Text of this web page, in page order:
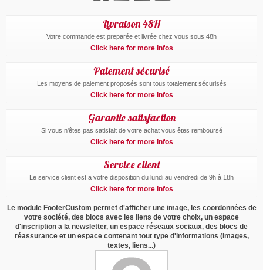
Livraison 48H
Votre commande est preparée et livrée chez vous sous 48h
Click here for more infos
Paiement sécurisé
Les moyens de paiement proposés sont tous totalement sécurisés
Click here for more infos
Garantie satisfaction
Si vous n'êtes pas satisfait de votre achat vous êtes remboursé
Click here for more infos
Service client
Le service client est a votre disposition du lundi au vendredi de 9h à 18h
Click here for more infos
Le module FooterCustom permet d'afficher une image, les coordonnées de
votre société, des blocs avec les liens de votre choix, un espace
d'inscription a la newsletter, un espace réseaux sociaux, des blocs de
réassurance et un espace contenant tout type d'informations (images,
textes, liens...)